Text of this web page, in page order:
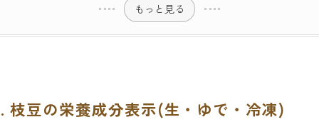
もっと見る
枝豆の栄養成分表示(生・ゆで・冷凍)